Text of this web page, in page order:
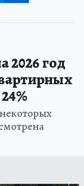
2026 год